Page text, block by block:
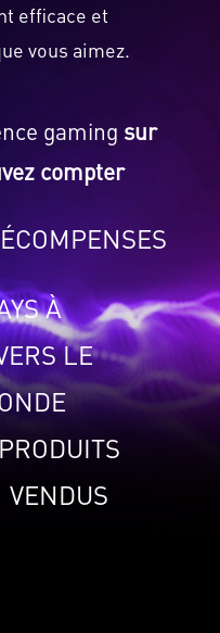
efficace et
vous aimez.
gaming sur
compter
À
LE
PRODUITS
VENDUS